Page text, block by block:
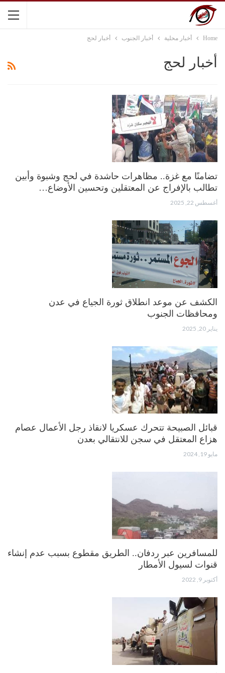
Home أخبار محلية أخبار الجنوب أخبار لحج
أخبار لحج
تضامنًا مع غزة.. مظاهرات حاشدة في لحج وشبوة وأبين
تطالب بالإفراج عن المعتقلين وتحسين الأوضاع…
أغسطس 22, 2025
الكشف عن موعد انطلاق ثورة الجياع في عدن
ومحافظات الجنوب
يناير 20, 2025
قبائل الصبيحة تتحرك عسكريا لانقاذ رجل الأعمال عصام
هزاع المعتقل في سجن للانتقالي بعدن
مايو 19, 2024
للمسافرين عبر ردفان.. الطريق مقطوع بسبب عدم إنشاء
قنوات لسيول الأمطار
أكتوبر 9, 2022